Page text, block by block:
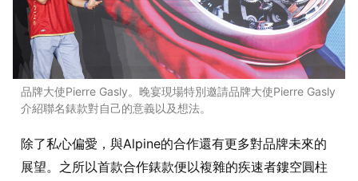
品牌大使Pierre Gasly。晚宴現場特別邀請品牌大使Pierre Gasly
介紹聯名錶款對自己的意義以及想法。
除了私心偏愛，與Alpine的合作還有更多對品牌未來的
展望。之所以首款合作錶款便以複雜的疾速者鏤空圓柱